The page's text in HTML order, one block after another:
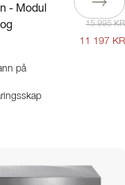
- Modul
på
15 995 KR
11 197 KR